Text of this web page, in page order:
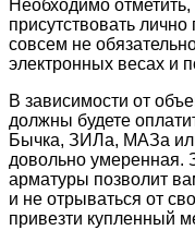
Необходимо
присутствовать
совсем не
электронных весах и
В зависимости от
должны будете
Бычка, ЗИЛа, МАЗа
довольно умеренная.
арматуры позволит
и не отрываться от
привезти купленный